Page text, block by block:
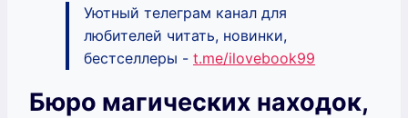
Уютный телеграм канал для
любителей читать, новинки,
бестселлеры - t.me/ilovebook99
Бюро магических находок,